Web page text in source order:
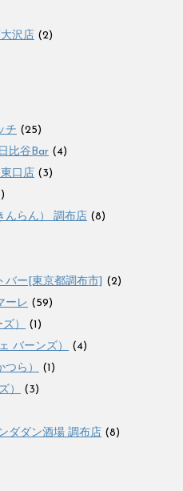
沢店 (2)
チ (25)
比谷Bar (4)
口店 (3)
んらん） 調布店 (8)
バー[東京都調布市]
(2)
ーレ (59)
）
(1)
バーンズ）
(4)
ら）
(1)
）
(3)
ダダン酒場 調布店 (8)